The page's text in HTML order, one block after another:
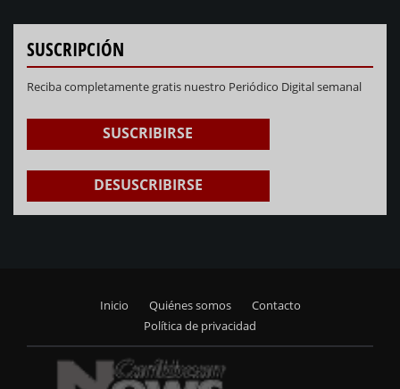
SUSCRIPCIÓN
Reciba completamente gratis nuestro Periódico Digital semanal
SUSCRIBIRSE
DESUSCRIBIRSE
menu
Inicio Quiénes somos
Contacto
Política de privacidad